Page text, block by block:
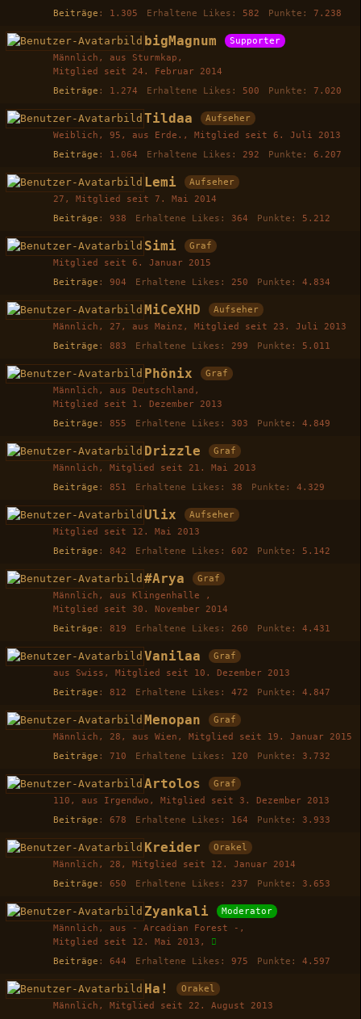
Beiträge
1.305 Erhaltene Likes 582 Punkte 7.238
bigMagnum
Supporter
Männlich
aus Sturmkap
Mitglied seit 24. Februar 2014
Beiträge
1.274 Erhaltene Likes 500 Punkte 7.020
Tildaa
Aufseher
Weiblich
95 aus Erde.
Mitglied seit 6. Juli 2013
Beiträge
1.064 Erhaltene Likes 292 Punkte 6.207
Lemi
Aufseher
27
Mitglied seit 7. Mai 2014
Beiträge
938 Erhaltene Likes 364 Punkte 5.212
Simi
Graf
Mitglied seit 6. Januar 2015
Beiträge
904 Erhaltene Likes 250 Punkte 4.834
MiCeXHD
Aufseher
Männlich
27 aus Mainz
Mitglied seit 23. Juli 2013
Beiträge
883 Erhaltene Likes 299 Punkte 5.011
Phönix
Graf
Männlich
aus Deutschland
Mitglied seit 1. Dezember 2013
Beiträge
855 Erhaltene Likes 303 Punkte 4.849
Drizzle
Graf
Männlich
Mitglied seit 21. Mai 2013
Beiträge
851 Erhaltene Likes 38 Punkte 4.329
Ulix
Aufseher
Mitglied seit 12. Mai 2013
Beiträge
842 Erhaltene Likes 602 Punkte 5.142
#Arya
Graf
Männlich
aus Klingenhalle
Mitglied seit 30. November 2014
Beiträge
819 Erhaltene Likes 260 Punkte 4.431
Vanilaa
Graf
aus Swiss
Mitglied seit 10. Dezember 2013
Beiträge
812 Erhaltene Likes 472 Punkte 4.847
Menopan
Graf
Männlich
28 aus Wien
Mitglied seit 19. Januar 2015
Beiträge
710 Erhaltene Likes 120 Punkte 3.732
Artolos
Graf
110
aus Irgendwo
Mitglied seit 3. Dezember 2013
Beiträge
678 Erhaltene Likes 164 Punkte 3.933
Kreider
Orakel
Männlich
28
Mitglied seit 12. Januar 2014
Beiträge
650 Erhaltene Likes 237 Punkte 3.653
Zyankali
Moderator
Männlich
aus - Arcadian Forest -
Mitglied seit 12. Mai 2013
Beiträge
644 Erhaltene Likes 975 Punkte 4.597
Ha!
Orakel
Männlich
Mitglied seit 22. August 2013